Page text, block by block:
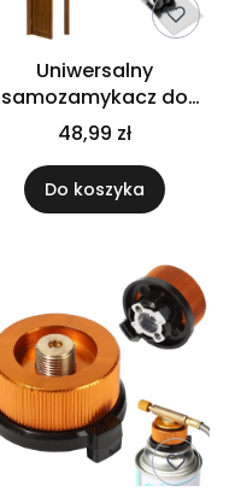
Uniwersalny
samozamykacz do
drzwi funkcjonalny
zamykacz drzwiowy
stal
48,99 zł
Do koszyka